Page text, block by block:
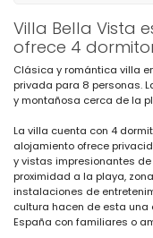
Villa Bella Vista
ofrece 4
Clásica y romántica villa
privada para 8 personas.
y montañosa cerca de la
La villa cuenta con 4
alojamiento ofrece
y vistas impresionantes
proximidad a la playa,
instalaciones de
cultura hacen de esta
España con familiares o